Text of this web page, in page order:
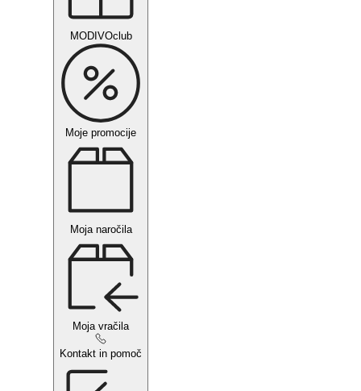
MODIVOclub
Moje promocije
Moja naročila
Moja vračila
Kontakt in pomoč